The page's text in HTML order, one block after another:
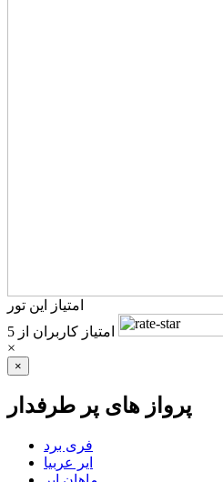
امتیاز این تور
امتیاز کاربران از 5
×
×
پرواز های پر طرفدار
فری برد
ایر عربیا